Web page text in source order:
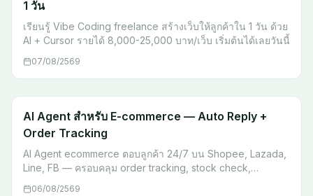
1 วัน
เรียนรู้ Vibe Coding freelance สร้างเว็บให้ลูกค้าใน 1 วัน ด้วย
AI + Cursor รายได้ 8,000-25,000 บาท/เว็บ เริ่มต้นได้เลยวันนี้
07/08/2569
AI Agent สำหรับ E-commerce — Auto Reply +
Order Tracking
AI Agent ecommerce ตอบลูกค้า 24/7 บน Shopee, Lazada,
Line, FB — ครอบคลุม order tracking, stock check,
06/08/2569